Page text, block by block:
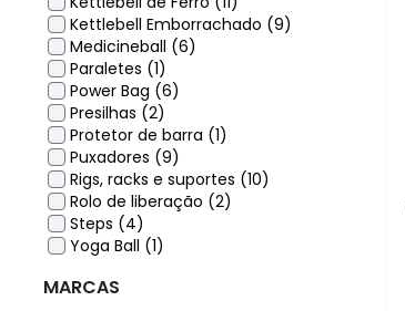
Kettlebell Emborrachado (9)
Medicineball (6)
Paraletes (1)
Power Bag (6)
Presilhas (2)
Protetor de barra (1)
Puxadores (9)
Rigs, racks e suportes (10)
Rolo de liberação (2)
Steps (4)
Yoga Ball (1)
MARCAS